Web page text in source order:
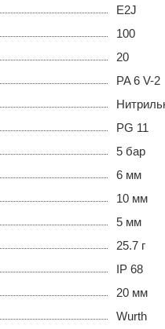
E2J
100
20
PA 6 V-2
PG 11
5 бар
6 мм
10 мм
5 мм
25.7 г
IP 68
20 мм
Wurth